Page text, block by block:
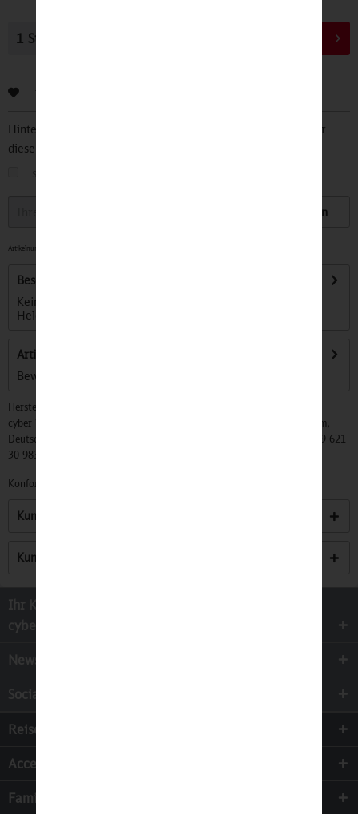
Hinterlegen Sie Ihre Email Adresse und bleiben Sie stets über
diesen Artikel informiert.
Speichern
Artikelnummer:
Beschreibung
Kein Einsatz zu groß, keine Pfote zu klein! Die tapferen
Helden auf vier Pfoten machen jede...
Artikel bewerten
Bewertungen lesen, schreiben und diskutieren...
Hersteller:
cyber-Wear Heidelberg GmbH, Elsa-Brändström-Str. 4, 68229 Mannheim,
Deutschland, Info@mycybergroup.com, https://mycybergroup.com, +49 621
30 983 0
Konformitätserklärungen zu unseren Produkten finden Sie
Kunden kauften auch
Kunden haben sich ebenfalls angesehen
Ihr Kontakt zur
cyber-Wear Heidelberg GmbH
Newsletter
Socialmedia
Reisen
Accessoires
Familie & Kinder